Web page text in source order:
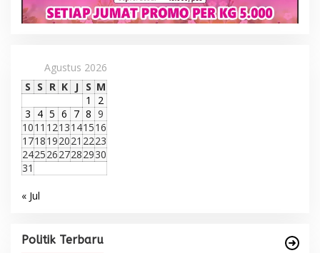
Agustus 2026
S S R K J S M
1
2
3 4 5 6 7 8 9
1011 1213141516
1718192021 2223
24252627282930
31
« Jul
Politik Terbaru